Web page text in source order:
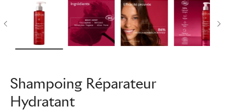
Shampoing Réparateur
Hydratant